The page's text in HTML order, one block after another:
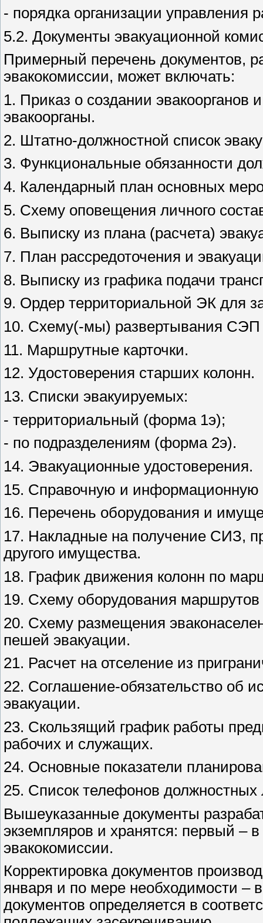
- порядка организации управления
5.2. Документы эвакуационной
Примерный перечень документов,
эвакокомиссии, может включать:
1. Приказ о создании эвакоорганов
эвакоорганы.
2. Штатно-должностной список
3. Функциональные обязанности
4. Календарный план основных
5. Схему оповещения личного
6. Выписку из плана (расчета)
7. План рассредоточения и
8. Выписку из графика подачи
9. Ордер территориальной ЭК для
10. Схему(-мы) развертывания
11. Маршрутные карточки.
12. Удостоверения старших колонн.
13. Списки эвакуируемых:
- территориальный (форма 1э);
- по подразделениям (форма 2э).
14. Эвакуационные удостоверения.
15. Справочную и информационную
16. Перечень оборудования и
17. Накладные на получение СИЗ,
другого имущества.
18. График движения колонн по
19. Схему оборудования
20. Схему размещения
пешей эвакуации.
21. Расчет на отселение из
22. Соглашение-обязательство об
эвакуации.
23. Скользящий график работы
рабочих и служащих.
24. Основные показатели
25. Список телефонов
Вышеуказанные документы
экземпляров и хранятся: первый –
эвакокомиссии.
Корректировка документов
января и по мере необходимости –
документов определяется в